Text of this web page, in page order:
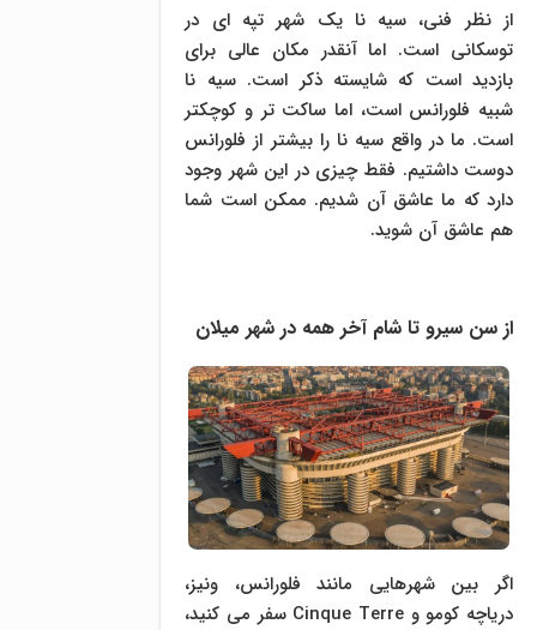
از نظر فنی، سیه نا یک شهر تپه ای در
توسکانی است. اما آنقدر مکان عالی برای
بازدید است که شایسته ذکر است. سیه نا
شبیه فلورانس است، اما ساکت تر و کوچکتر
است. ما در واقع سیه نا را بیشتر از فلورانس
دوست داشتیم. فقط چیزی در این شهر وجود
دارد که ما عاشق آن شدیم. ممکن است شما
هم عاشق آن شوید.
از سن سیرو تا شام آخر همه در شهر میلان
اگر بین شهرهایی مانند فلورانس، ونیز،
دریاچه کومو و Cinque Terre سفر می کنید،